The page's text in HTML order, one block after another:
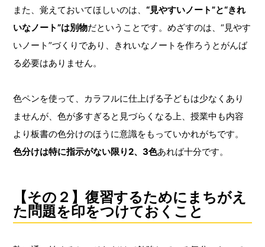
また、覚えておいてほしいのは、“見やすいノート”と“きれ
いなノート”は別物だということです。めざすのは、“見やす
いノート”づくりであり、きれいなノートを作ろうとがんば
る必要はありません。
色ペンを使って、カラフルに仕上げる子どもは少なくあり
ませんが、色が多すぎると見づらくなる上、授業中も内容
より板書の色分けのほうに意識をもっていかれがちです。
色分けは特に指示がない限り2、3色あれば十分です。
【その２】復習するためにまちがえ
た問題を印をつけておくこと